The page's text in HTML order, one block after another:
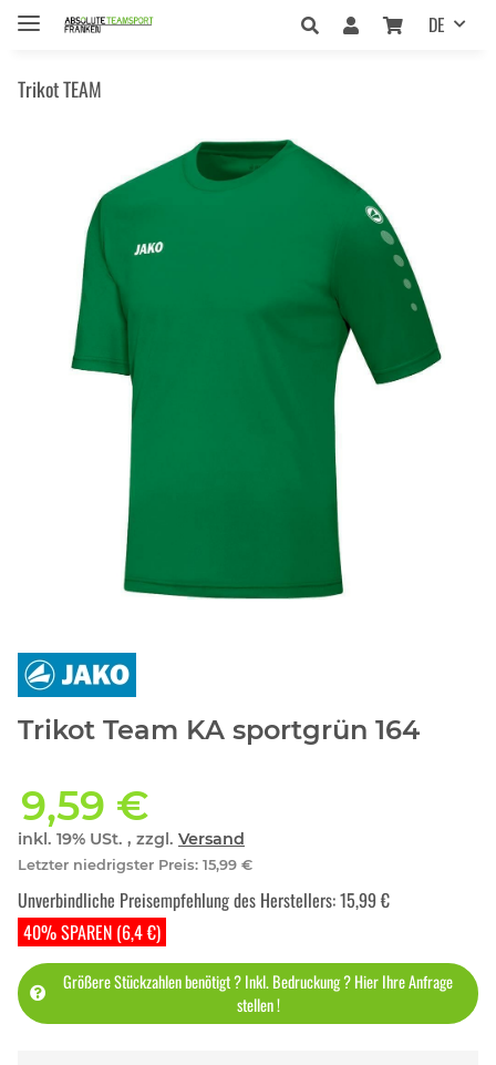
DE
Trikot TEAM
Trikot Team KA sportgrün 164
9,59 €
inkl. 19% USt. , zzgl. Versand
Letzter niedrigster Preis: 15,99 €
40% SPAREN (6,4 €)
Unverbindliche Preisempfehlung des Herstellers:15,99 €
Größere Stückzahlen benötigt ? Inkl. Bedruckung ? Hier Ihre Anfrage
stellen !